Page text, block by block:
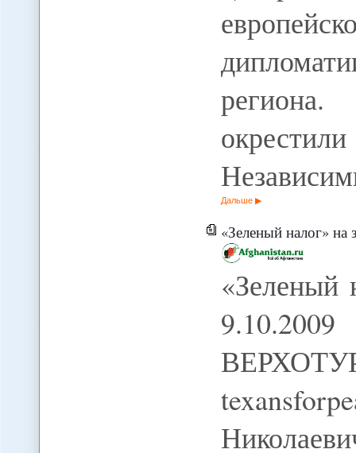
Дальше
«Зеленый налог» на
«Зеленый